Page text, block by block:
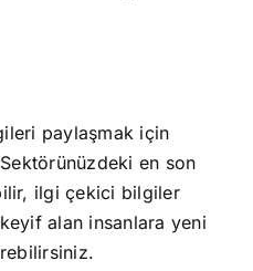
paylaşmak için
en son
ilgi çekici bilgiler
alan insanlara yeni